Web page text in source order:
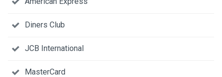
Diners Club
JCB International
MasterCard